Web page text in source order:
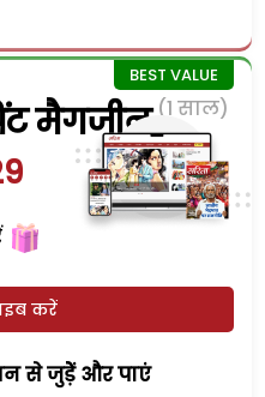
मैगजीन (1 साल)
करें
से जुड़ेें और पाएं